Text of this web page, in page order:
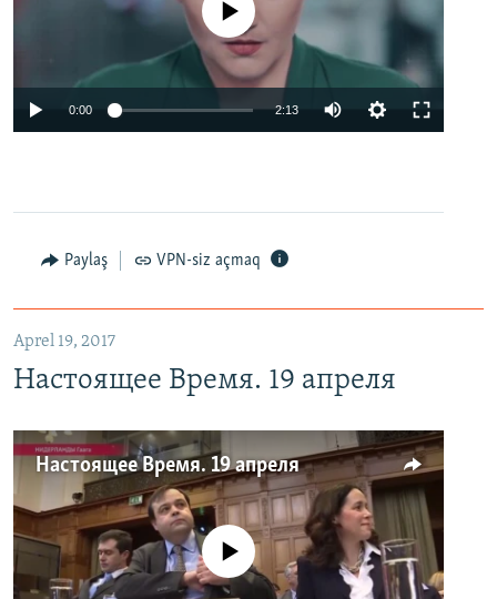
No media source currently available
0:00 2:13
Paylaş VPN-siz açmaq
Aprel 19, 2017
Настоящее Время. 19 апреля
Настоящее Время. 19 апреля
No media source currently available